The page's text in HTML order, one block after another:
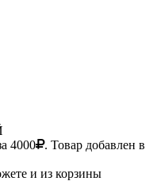
4000
. Товар добавлен в
и из корзины